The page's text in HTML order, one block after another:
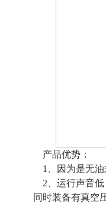
产品优势：
1、因为是无油
2、运行声音
同时装备有真空